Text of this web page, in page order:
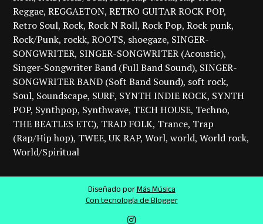
Reggae REGGAETON RETRO GUITAR ROCK POP
Retro Soul Rock Rock N Roll Rock Pop Rock punk
Rock/Punk rockk ROOTS shoegaze SINGER-
SONGWRITER SINGER-SONGWRITER (Acoustic)
Singer-Songwriter Band (Full Band Sound) SINGER-
SONGWRITER BAND (Soft Band Sound) soft rock
Soul Soundscape SURF SYNTH INDIE ROCK SYNTH
POP Synthpop Synthwave TECH HOUSE Techno
THE BEATLES ETC) TRAD FOLK Trance Trap
(Rap/Hip hop) TWEE UK RAP Worl world World rock
World/Spiritual
Con tecnología de Blogger
Diseñado porMás Música